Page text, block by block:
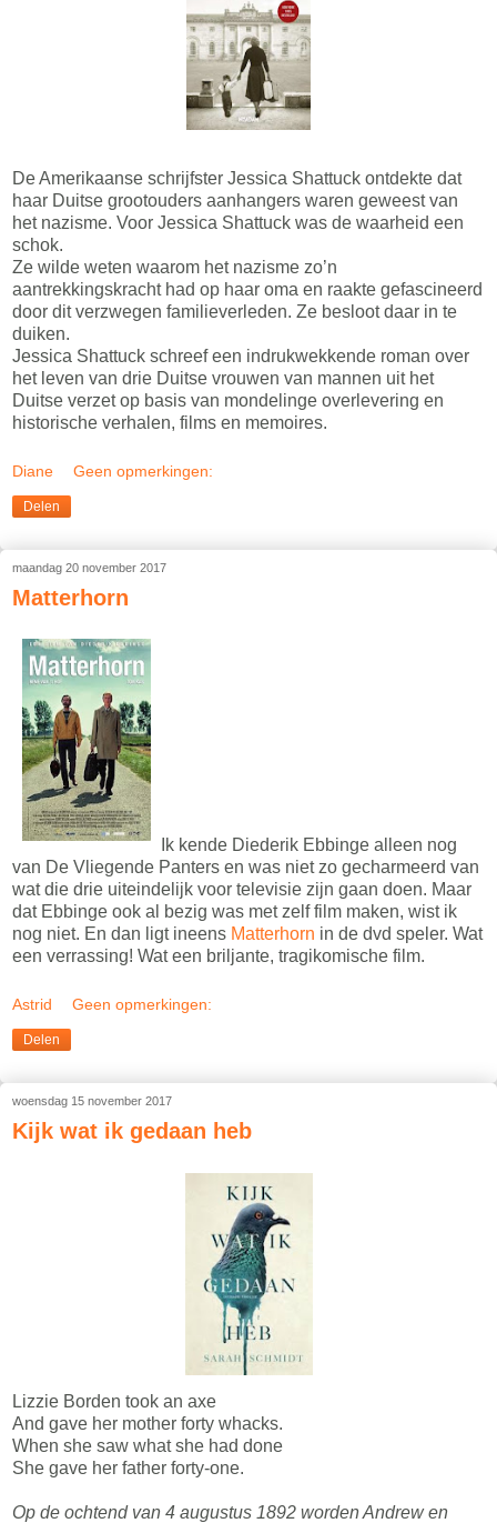
De Amerikaanse schrijfster Jessica Shattuck ontdekte dat
haar Duitse grootouders aanhangers waren geweest van
het nazisme. Voor Jessica Shattuck was de waarheid een
schok.
Ze wilde weten waarom het nazisme zo’n
aantrekkingskracht had op haar oma en raakte gefascineerd
door dit verzwegen familieverleden. Ze besloot daar in te
duiken.
Jessica Shattuck schreef een indrukwekkende roman over
het leven van drie Duitse vrouwen van mannen uit het
Duitse verzet op basis van mondelinge overlevering en
historische verhalen, films en memoires.
Diane Geen opmerkingen:
Delen
maandag 20 november 2017
Matterhorn
Ik kende Diederik Ebbinge alleen nog
van De Vliegende Panters en was niet zo gecharmeerd van
wat die drie uiteindelijk voor televisie zijn gaan doen. Maar
dat Ebbinge ook al bezig was met zelf film maken, wist ik
nog niet. En dan ligt ineens Matterhorn in de dvd speler. Wat
een verrassing! Wat een briljante, tragikomische film.
Astrid Geen opmerkingen:
Delen
woensdag 15 november 2017
Kijk wat ik gedaan heb
Lizzie Borden took an axe
And gave her mother forty whacks.
When she saw what she had done
She gave her father forty-one.
Op de ochtend van 4 augustus 1892 worden Andrew en